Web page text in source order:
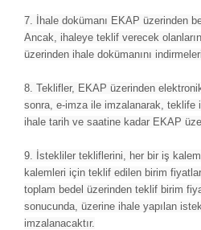
7. İhale dokümanı EKAP üzerinden
Ancak, ihaleye teklif verecek
üzerinden ihale dokümanını
8. Teklifler, EKAP üzerinden
sonra, e-imza ile imzalanarak, teklife
ihale tarih ve saatine kadar EKAP
9. İstekliler tekliflerini, her bir iş
kalemleri için teklif edilen birim
toplam bedel üzerinden teklif birim
sonucunda, üzerine ihale yapılan
imzalanacaktır.